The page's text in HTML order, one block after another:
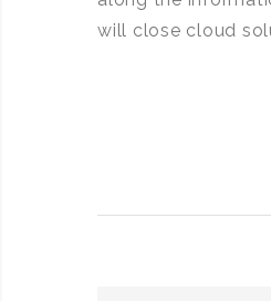
will close cloud